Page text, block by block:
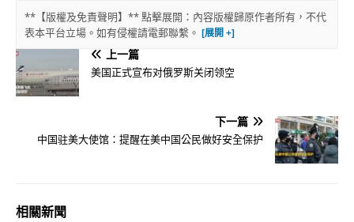
**【版權及免責聲明】** 點擊展開：內容版權歸原作者所有，不代
表本平台立場。如有侵權請電郵聯繫。
上一篇
美国正式宣布对俄罗斯关闭领空
下一篇
中国驻美大使馆：提醒在美中国公民做好安全保护
相關新聞